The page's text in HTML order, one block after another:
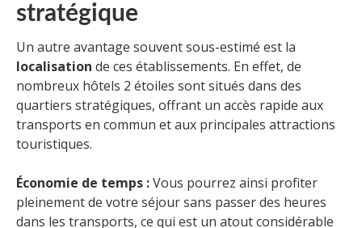
stratégique
Un autre avantage souvent sous-estimé est la
localisation de ces établissements. En effet, de
nombreux hôtels 2 étoiles sont situés dans des
quartiers stratégiques, offrant un accès rapide aux
transports en commun et aux principales attractions
touristiques.
Économie de temps :Vous pourrez ainsi profiter
pleinement de votre séjour sans passer des heures
dans les transports, ce qui est un atout considérable